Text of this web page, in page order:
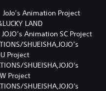
Animation Project
LAND
Animation SC Project
SHUEISHA,JOJO’s
Project
SHUEISHA,JOJO's
Project
SHUEISHA,JOJO's